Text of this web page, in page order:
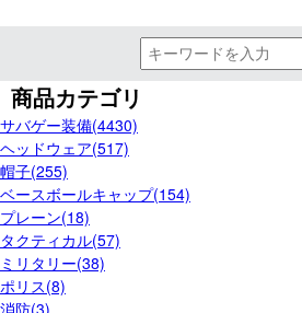
商品カテゴリ
サバゲー装備(4430)
ヘッドウェア(517)
帽子(255)
ベースボールキャップ(154)
プレーン(18)
タクティカル(57)
ミリタリー(38)
ポリス(8)